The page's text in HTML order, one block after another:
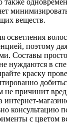
также
веществ.
осветления
поэтому
Составы
нуждаются в
краску
не причинит
интернет-
консультацию
с цветом